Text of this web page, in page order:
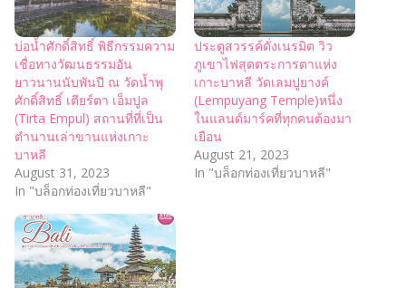
บ่อน้ำศักดิ์สิทธิ์ พิธีกรรมความ
เชื่อทางวัฒนธรรมอัน
ยาวนานนับพันปี ณ วัดน้ำพุ
ศักดิ์สิทธิ์ เตียร์ตา เอ็มปูล
(Tirta Empul) สถานที่ที่เป็น
ตำนานเล่าขานแห่งเกาะ
บาหลี
August 31, 2023
In "บล็อกท่องเที่ยวบาหลี"
ประตูสวรรค์ดั่งเนรมิต วิว
ภูเขาไฟสุดตระการตาแห่ง
เกาะบาหลี วัดเลมปูยางค์
(Lempuyang Temple)หนึ่ง
ในแลนด์มาร์คที่ทุกคนต้องมา
เยือน
August 21, 2023
In "บล็อกท่องเที่ยวบาหลี"